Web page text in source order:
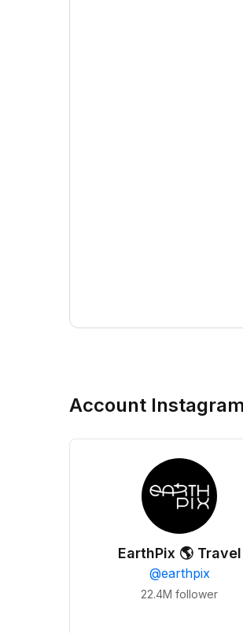
Account
EarthPix 🌎 Travel
@earthpix
22.4M follower